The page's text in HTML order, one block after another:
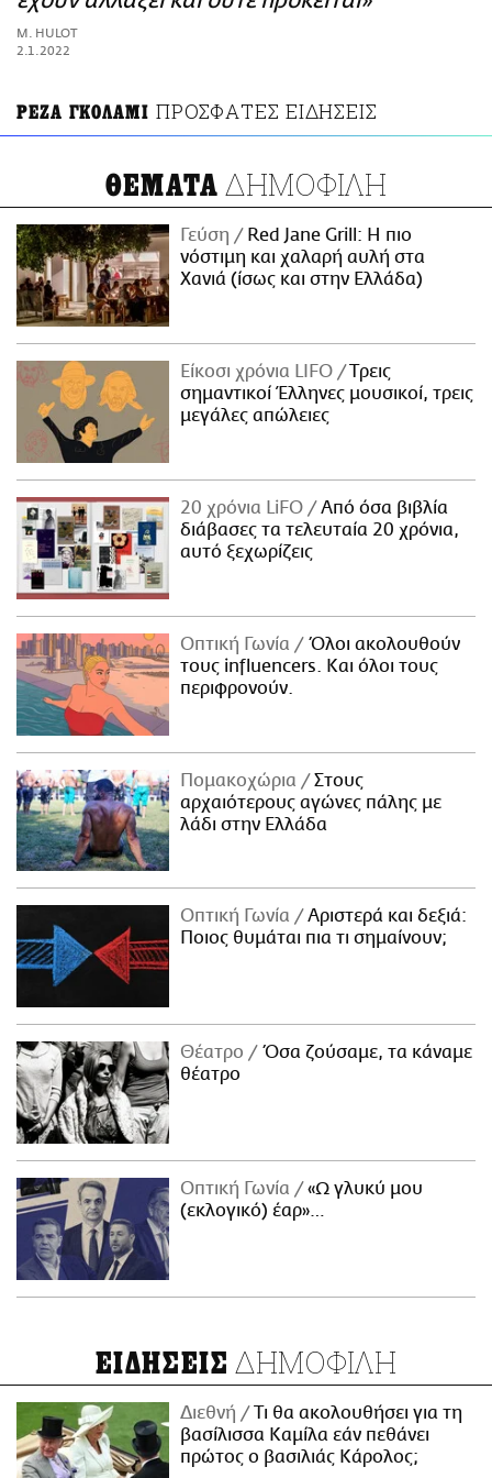
ΑΜΠΑ
PRINT
M. HULOT
2.1.2022
ΡΕΖΑ ΓΚΟΛΑΜΙ ΠΡΟΣΦΑΤΕΣ ΕΙΔΗΣΕΙΣ
ΘΕΜΑΤΑ ΔΗΜΟΦΙΛΗ
Γεύση
Red Jane Grill: Η πιο
νόστιμη και χαλαρή αυλή στα
Χανιά (ίσως και στην Ελλάδα)
Είκοσι χρόνια LIFO
Tρεις
σημαντικοί Έλληνες μουσικοί, τρεις
μεγάλες απώλειες
20 χρόνια LiFO
Από όσα βιβλία
διάβασες τα τελευταία 20 χρόνια,
αυτό ξεχωρίζεις
Οπτική Γωνία
Όλοι ακολουθούν
τους influencers. Και όλοι τους
περιφρονούν.
Πομακοχώρια
Στους
αρχαιότερους αγώνες πάλης με
λάδι στην Ελλάδα
Οπτική Γωνία
Αριστερά και δεξιά:
Ποιος θυμάται πια τι σημαίνουν;
Θέατρο
Όσα ζούσαμε, τα κάναμε
θέατρο
Οπτική Γωνία
«Ω γλυκύ μου
(εκλογικό) έαρ»…
ΕΙΔΗΣΕΙΣ ΔΗΜΟΦΙΛΗ
Διεθνή
Τι θα ακολουθήσει για τη
βασίλισσα Καμίλα εάν πεθάνει
πρώτος ο βασιλιάς Κάρολος;